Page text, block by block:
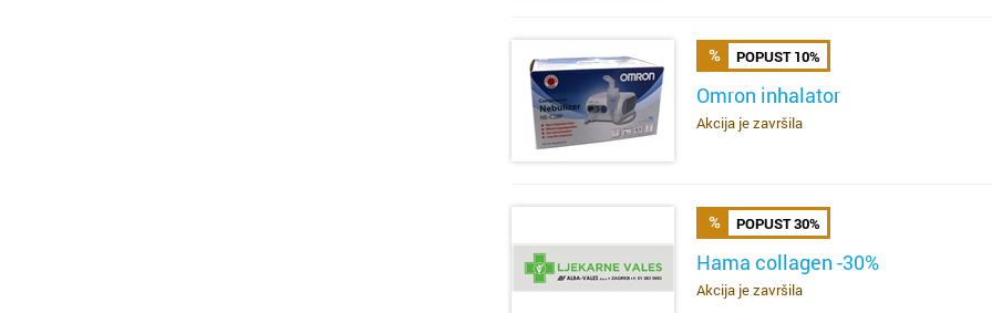
SAZNAJ VIŠE
POPUST 10%
Omron inhalator
Akcija je završila
SAZNAJ VIŠE
POPUST 30%
Hama collagen -30%
Akcija je završila